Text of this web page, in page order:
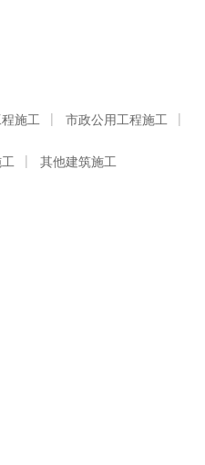
施工 市政公用工程施工
其他建筑施工